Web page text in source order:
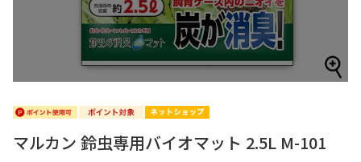
マルカン 鈴虫専用バイオマット 2.5L M-101